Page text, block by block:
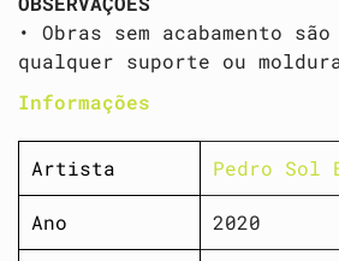
• Obras sem acabamento
qualquer suporte ou
Informações
Artista Pedro Sol
Ano 2020